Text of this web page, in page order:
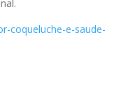
coqueluche-e-saude-